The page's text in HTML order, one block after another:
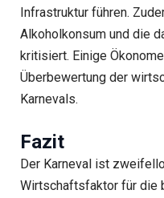
Infrastruktur führen.
Alkoholkonsum und die
kritisiert. Einige
Überbewertung der
Karnevals.
Fazit
Der Karneval ist
Wirtschaftsfaktor für die